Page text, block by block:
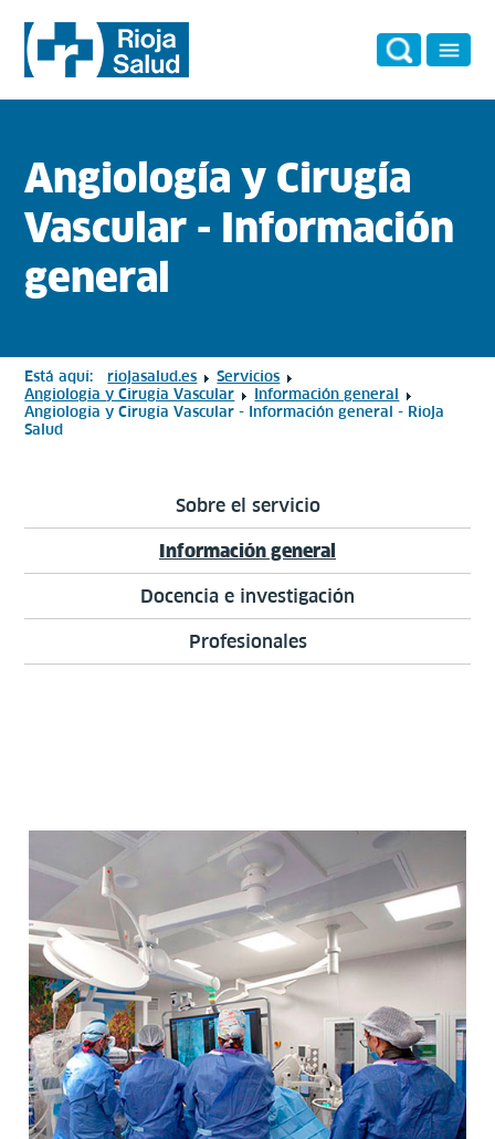
Angiología y Cirugía
Vascular - Información
general
Está aquí: riojasalud.es
Servicios
Angiología y Cirugía Vascular
Información general
Angiología y Cirugía Vascular - Información general - Rioja
Salud
Sobre el servicio
Información general
Docencia e investigación
Profesionales